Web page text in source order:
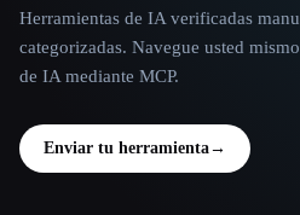
Herramientas de IA verificadas
categorizadas. Navegue usted
de IA mediante MCP.
Enviar tu herramienta→